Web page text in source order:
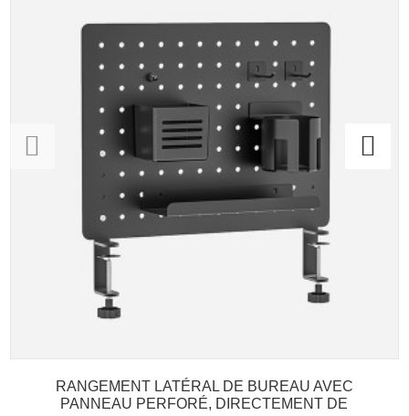
RANGEMENT LATÉRAL DE BUREAU AVEC
PANNEAU PERFORÉ, DIRECTEMENT DE